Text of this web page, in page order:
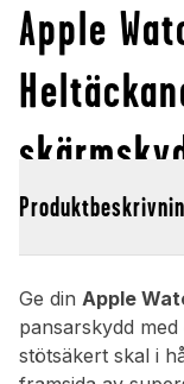
Apple
Ge din Apple
pansarskydd
stötsäkert skal i